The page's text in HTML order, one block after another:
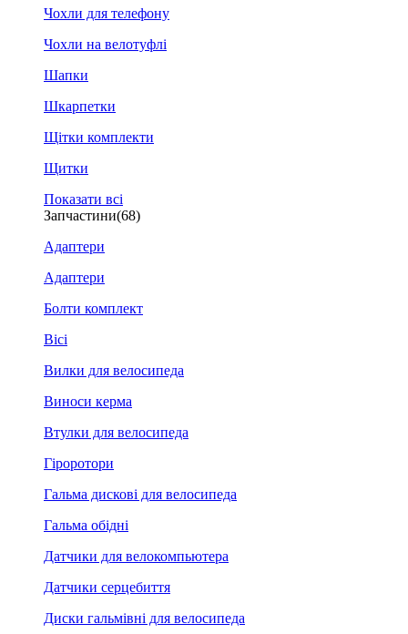
Чохли для телефону
Чохли на велотуфлі
Шапки
Шкарпетки
Щітки комплекти
Щитки
Показати всі
Запчастини(68)
Адаптери
Адаптери
Болти комплект
Вісі
Вилки для велосипеда
Виноси керма
Втулки для велосипеда
Гіроротори
Гальма дискові для велосипеда
Гальма обідні
Датчики для велокомпьютера
Датчики серцебиття
Диски гальмівні для велосипеда